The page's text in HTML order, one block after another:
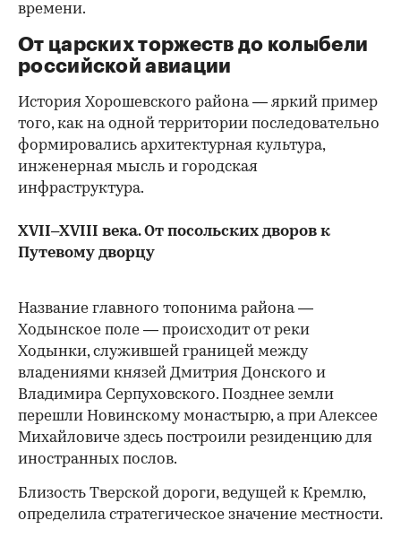
времени.
От царских торжеств до колыбели
российской авиации
История Хорошевского района — яркий пример
того, как на одной территории последовательно
формировались архитектурная культура,
инженерная мысль и городская
инфраструктура.
XVII–XVIII века. От посольских дворов к
Путевому дворцу
Название главного топонима района —
Ходынское поле — происходит от реки
Ходынки, служившей границей между
владениями князей Дмитрия Донского и
Владимира Серпуховского. Позднее земли
перешли Новинскому монастырю, а при Алексее
Михайловиче здесь построили резиденцию для
иностранных послов.
Близость Тверской дороги, ведущей к Кремлю,
определила стратегическое значение местности.